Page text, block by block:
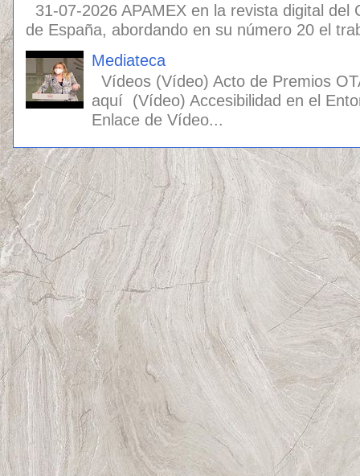
31-07-2026 APAMEX en la revista digital del
de España, abordando en su número 20 el
Mediateca
Vídeos (Vídeo) Acto de Premios
aquí (Vídeo) Accesibilidad en el
Enlace de Vídeo...